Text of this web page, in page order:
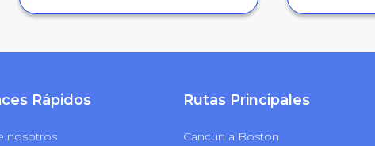
Rápidos
nosotros
Rutas Principales
Cancun a Boston